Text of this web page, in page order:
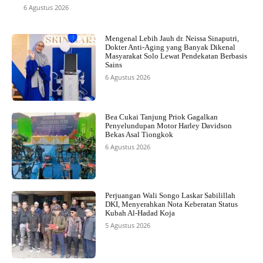
6 Agustus 2026
Mengenal Lebih Jauh dr. Neissa Sinaputri,
Dokter Anti-Aging yang Banyak Dikenal
Masyarakat Solo Lewat Pendekatan Berbasis
Sains
6 Agustus 2026
Bea Cukai Tanjung Priok Gagalkan
Penyelundupan Motor Harley Davidson
Bekas Asal Tiongkok
6 Agustus 2026
Perjuangan Wali Songo Laskar Sabilillah
DKI, Menyerahkan Nota Keberatan Status
Kubah Al-Hadad Koja
5 Agustus 2026